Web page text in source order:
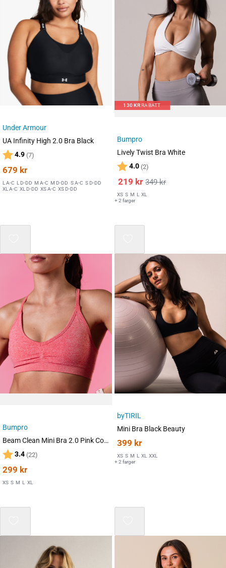
Under Armour
UA Infinity High 2.0 Bra Black
Karakter:
4.9 (7)
679 kr
L A-C L D-DD M A-C M D-DD S A-C S D-DD
XL A-C XL D-DD XS A-C XS D-DD
130KRRABATT
Bumpro
Lively Twist Bra White
Karakter:
4.0(2)
349kr
219 kr
XS S M L
XL
+ 2 farger
Mix 3 for 2
Bumpro
Beam Clean Mini Bra 2.0 Pink Coral Marl
Karakter:
3.4 (22)
299 kr
XS S M L XL
byTIRIL
Mini Bra Black Beauty
399 kr
XS S M L XL
XXL
+ 2 farger